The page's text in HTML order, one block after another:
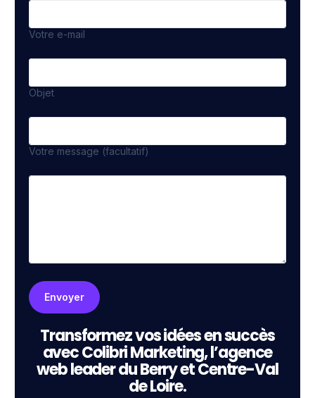
Votre e-mail
Objet
Votre message (facultatif)
Transformez vos idées en succès
avec Colibri Marketing, l’agence
web leader du Berry et Centre-Val
de Loire.